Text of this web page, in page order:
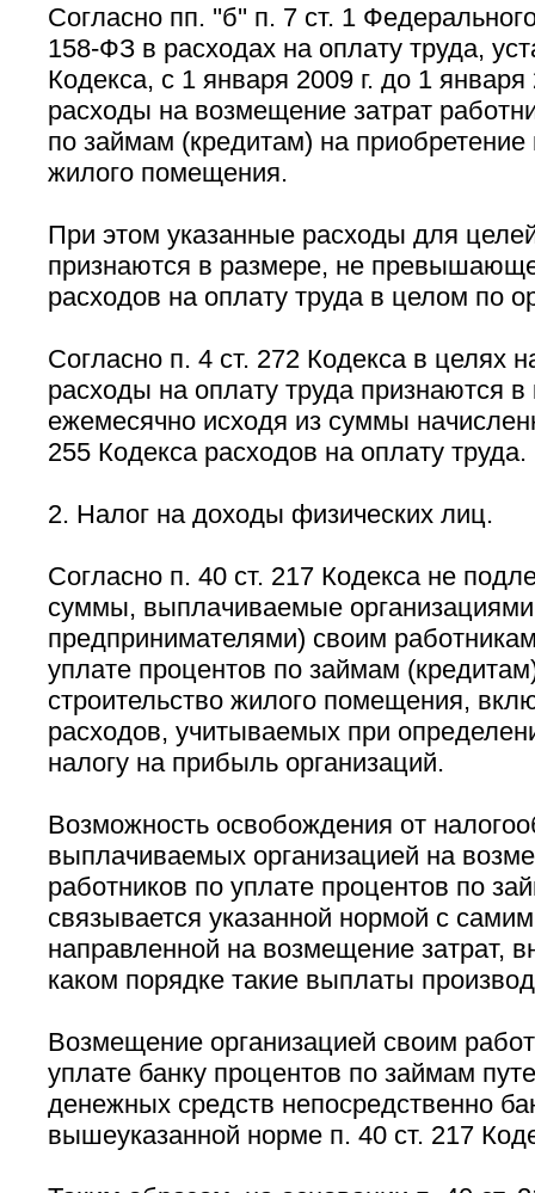
Согласно пп. ''б'' п. 7 ст. 1
158-ФЗ в расходах на оплату труда,
Кодекса, с 1 января 2009 г. до 1 января
расходы на возмещение затрат
по займам (кредитам) на приобретение
жилого помещения.
При этом указанные расходы для
признаются в размере, не
расходов на оплату труда в целом по
Согласно п. 4 ст. 272 Кодекса в целях
расходы на оплату труда признаются в
ежемесячно исходя из суммы
255 Кодекса расходов на оплату труда.
2. Налог на доходы физических лиц.
Согласно п. 40 ст. 217 Кодекса не
суммы, выплачиваемые
предпринимателями) своим
уплате процентов по займам
строительство жилого помещения,
расходов, учитываемых при
налогу на прибыль организаций.
Возможность освобождения от
выплачиваемых организацией на
работников по уплате процентов по
связывается указанной нормой с
направленной на возмещение затрат,
каком порядке такие выплаты
Возмещение организацией своим
уплате банку процентов по займам
денежных средств непосредственно
вышеуказанной норме п. 40 ст. 217